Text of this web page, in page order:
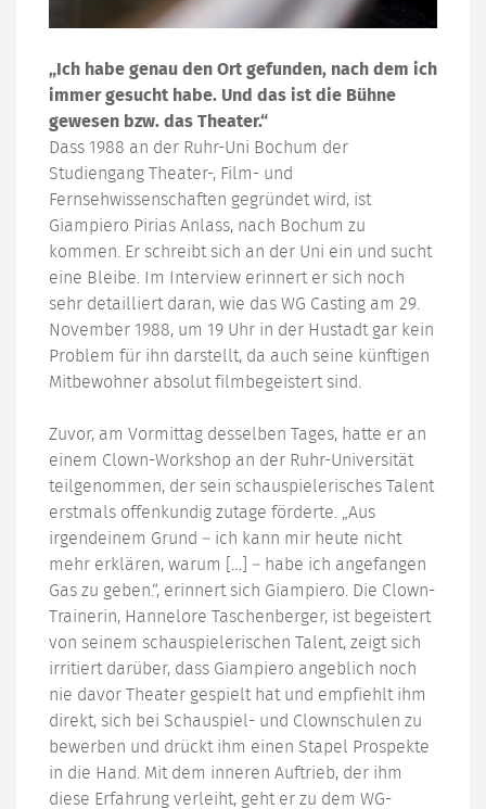
„Ich habe genau den Ort gefunden, nach dem ich
immer gesucht habe. Und das ist die Bühne
gewesen bzw. das Theater.“
Dass 1988 an der Ruhr-Uni Bochum der
Studiengang Theater-, Film- und
Fernsehwissenschaften gegründet wird, ist
Giampiero Pirias Anlass, nach Bochum zu
kommen. Er schreibt sich an der Uni ein und sucht
eine Bleibe. Im Interview erinnert er sich noch
sehr detailliert daran, wie das WG Casting am 29.
November 1988, um 19 Uhr in der Hustadt gar kein
Problem für ihn darstellt, da auch seine künftigen
Mitbewohner absolut filmbegeistert sind.
Zuvor, am Vormittag desselben Tages, hatte er an
einem Clown-Workshop an der Ruhr-Universität
teilgenommen, der sein schauspielerisches Talent
erstmals offenkundig zutage förderte. „Aus
irgendeinem Grund – ich kann mir heute nicht
mehr erklären, warum […] – habe ich angefangen
Gas zu geben.“, erinnert sich Giampiero. Die Clown-
Trainerin, Hannelore Taschenberger, ist begeistert
von seinem schauspielerischen Talent, zeigt sich
irritiert darüber, dass Giampiero angeblich noch
nie davor Theater gespielt hat und empfiehlt ihm
direkt, sich bei Schauspiel- und Clownschulen zu
bewerben und drückt ihm einen Stapel Prospekte
in die Hand. Mit dem inneren Auftrieb, der ihm
diese Erfahrung verleiht, geht er zu dem WG-